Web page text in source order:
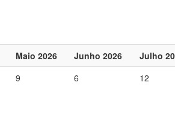
Maio 2026 Junho 2026 Julho
9 6 12